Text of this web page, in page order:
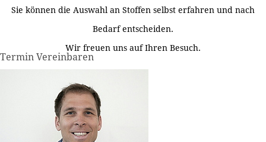
Sie können die Auswahl an Stoffen selbst erfahren und nach
Bedarf entscheiden.
Wir freuen uns auf Ihren Besuch.
Termin Vereinbaren